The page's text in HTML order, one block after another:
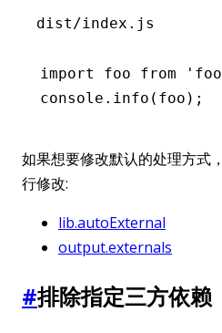
dist/index.js
import foo from
console .info (foo);
如果想要修改默认的处理方式
行修改:
lib.autoExternal
output.externals
#排除指定三方依赖